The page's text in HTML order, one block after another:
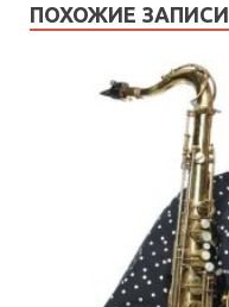
ПОХОЖИЕ ЗАПИСИ